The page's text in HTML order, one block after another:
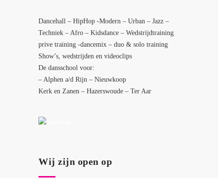
Dancehall – HipHop -Modern – Urban – Jazz –
Techniek – Afro – Kidsdance – Wedstrijdtraining
prive training -dancemix – duo & solo training
Show’s, wedstrijden en videoclips
De dansschool voor:
– Alphen a/d Rijn – Nieuwkoop
Kerk en Zanen – Hazerswoude – Ter Aar
Wij zijn open op